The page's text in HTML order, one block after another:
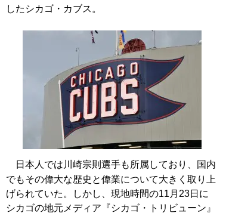
したシカゴ・カブス。
日本人では川崎宗則選手も所属しており、国内
でもその偉大な歴史と偉業について大きく取り上
げられていた。しかし、現地時間の11月23日に
シカゴの地元メディア『シカゴ・トリビューン』